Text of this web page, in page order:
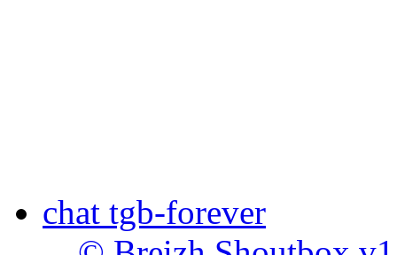
chat tgb-forever